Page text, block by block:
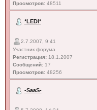
Просмотров:48511
*LEDI*
2.7.2007, 9:41
Участник форума
Регистрация:18.1.2007
Сообщений:17
Просмотров:48256
-SaaS-